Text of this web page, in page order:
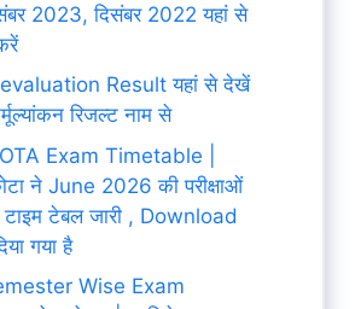
2023, दिसंबर 2022 यहां से
Result यहां से देखें
रिजल्ट नाम से
Exam Timetable |
ने June 2026 की परीक्षाओं
टाइम टेबल जारी , Download
गया है
Wise Exam